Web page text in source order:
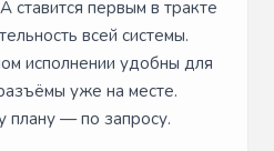
ставится первым в тракте
всей системы.
исполнении удобны для
уже на месте.
плану — по запросу.